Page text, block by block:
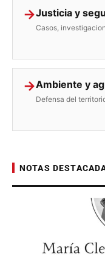
→Justicia y
Casos,
→Ambiente y
Defensa del
NOTAS